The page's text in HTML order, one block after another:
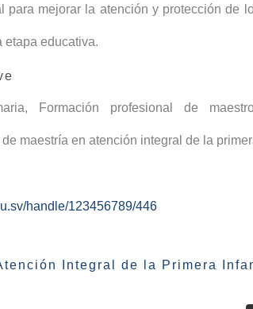
para mejorar la atención y protección de
etapa educativa.
, Formación profesional de
de maestría en atención integral de la
handle/123456789/446
Integral de la Primera